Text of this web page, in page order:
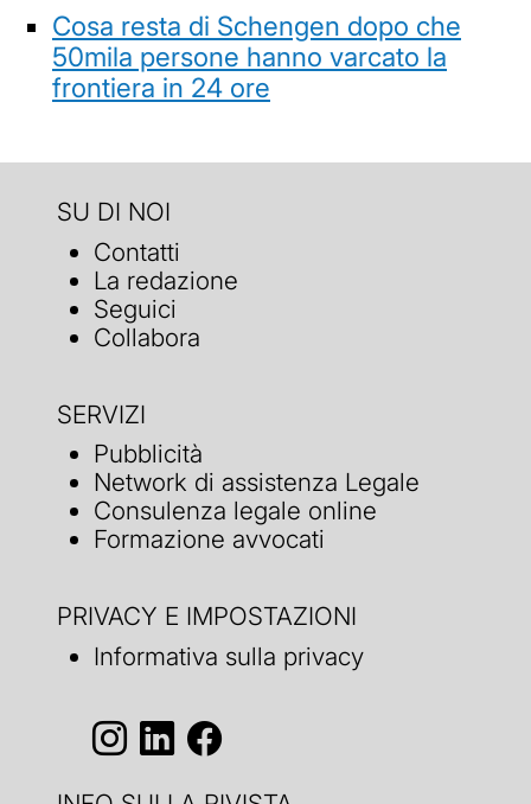
Cosa resta di Schengen dopo che
50mila persone hanno varcato la
frontiera in 24 ore
SU DI NOI
Contatti
La redazione
Seguici
Collabora
SERVIZI
Pubblicità
Network di assistenza Legale
Consulenza legale online
Formazione avvocati
PRIVACY E IMPOSTAZIONI
Informativa sulla privacy